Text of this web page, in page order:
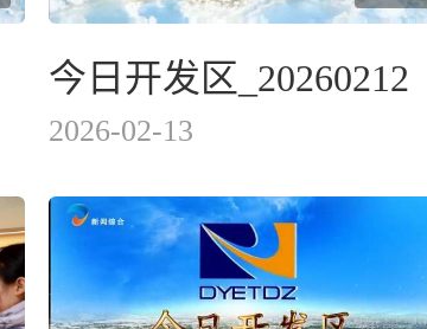
今日开发区_20260212
2026-02-13